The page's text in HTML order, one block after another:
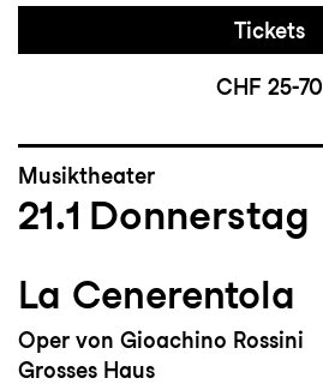
Tickets
CHF 25-70
Musiktheater
21.1 Donnerstag
La Cenerentola
Oper von Gioachino Rossini
Grosses Haus